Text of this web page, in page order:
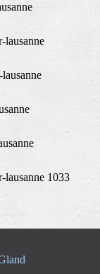
lausanne
lausanne 1033